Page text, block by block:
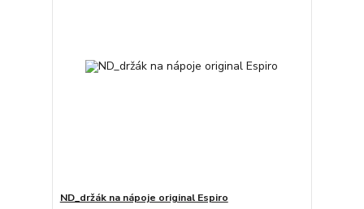
ND_držák na nápoje original Espiro